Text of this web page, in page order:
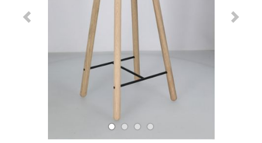
Previous Slide Next